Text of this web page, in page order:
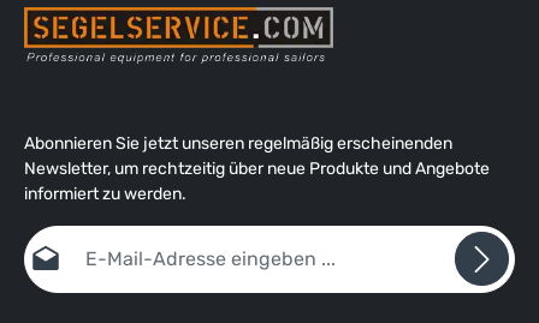
Abonnieren Sie jetzt unseren regelmäßig erscheinenden
Newsletter, um rechtzeitig über neue Produkte und Angebote
informiert zu werden.
E-Mail-Adresse*